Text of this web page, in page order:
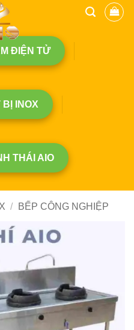
ĐIỆN TỬ
BỊ INOX
THÁI AIO
/ BẾP CÔNG NGHIỆP